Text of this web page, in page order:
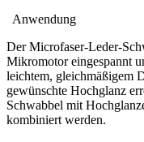
Anwendung
Der Microfaser-Leder-
Mikromotor eingespannt
leichtem, gleichmäßigem
gewünschte Hochglanz
Schwabbel mit
kombiniert werden.